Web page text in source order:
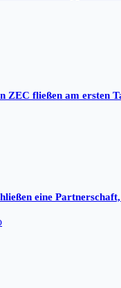
ZEC fließen am ersten
eine